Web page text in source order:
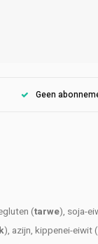
Geen
(tarwe), soja-
), azijn, kippenei-eiwit (